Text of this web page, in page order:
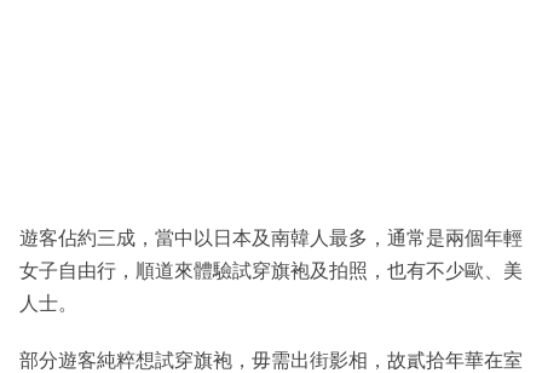
遊客佔約三成，當中以日本及南韓人最多，通常是兩個年輕
女子自由行，順道來體驗試穿旗袍及拍照，也有不少歐、美
人士。
部分遊客純粹想試穿旗袍，毋需出街影相，故貳拾年華在室